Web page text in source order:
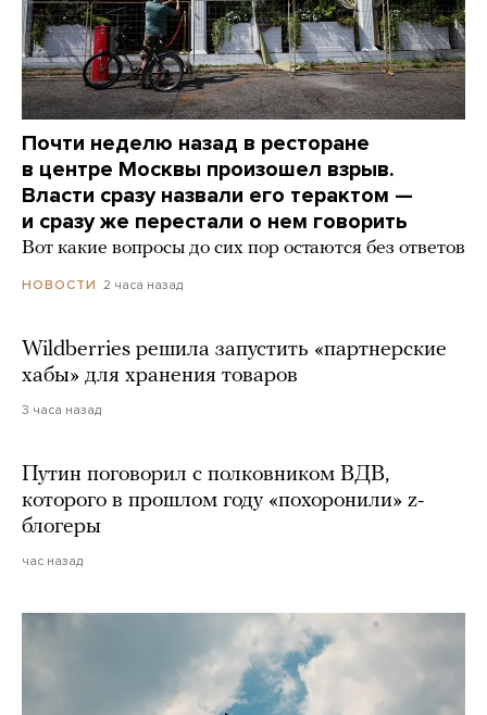
Почти неделю назад в ресторане
в центре Москвы произошел взрыв.
Власти сразу назвали его терактом —
и сразу же перестали о нем говорить
Вот какие вопросы до сих пор остаются без ответов
НОВОСТИ 2 часа назад
Wildberries решила запустить «партнерские
хабы» для хранения товаров
3 часа назад
Путин поговорил с полковником ВДВ,
которого в прошлом году «похоронили» z-
блогеры
час назад